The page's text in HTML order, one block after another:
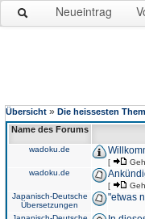
Neueintrag
Übersicht » Die heissesten
Name des Forums
wadoku.de
[
wadoku.de
[
Japanisch-Deutsche
Übersetzungen
"etwas